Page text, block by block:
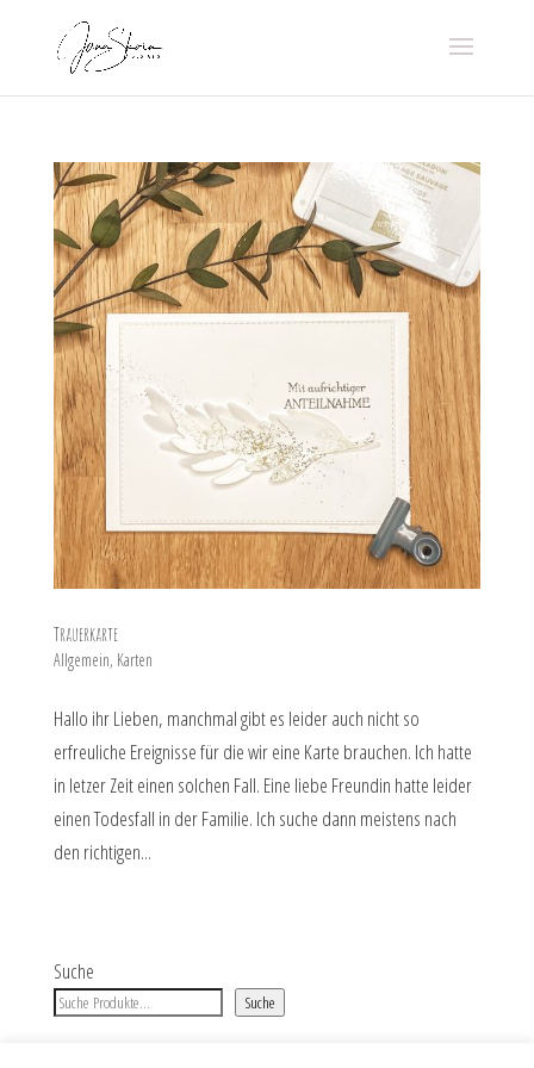
Trauerkarte
Allgemein, Karten
Hallo ihr Lieben, manchmal gibt es leider auch nicht so
erfreuliche Ereignisse für die wir eine Karte brauchen. Ich hatte
in letzer Zeit einen solchen Fall. Eine liebe Freundin hatte leider
einen Todesfall in der Familie. Ich suche dann meistens nach
den richtigen...
Suche
Suche